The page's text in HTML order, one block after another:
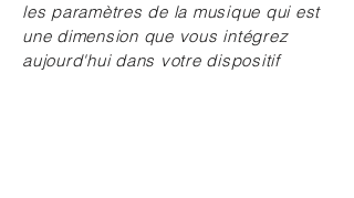
les paramètres de la musique qui est
une dimension que vous intégrez
aujourd'hui dans votre dispositif